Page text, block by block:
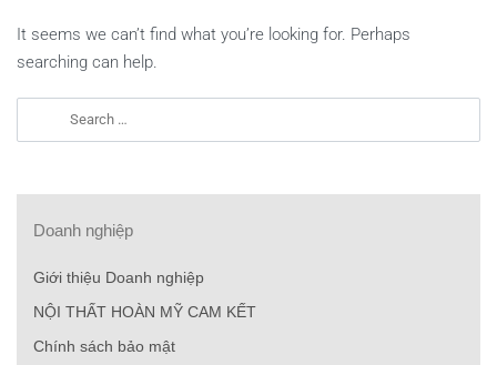
It seems we can’t find what you’re looking for. Perhaps
searching can help.
for:
Doanh nghiệp
Giới thiệu Doanh nghiệp
NỘI THẤT HOÀN MỸ CAM KẾT
Chính sách bảo mật